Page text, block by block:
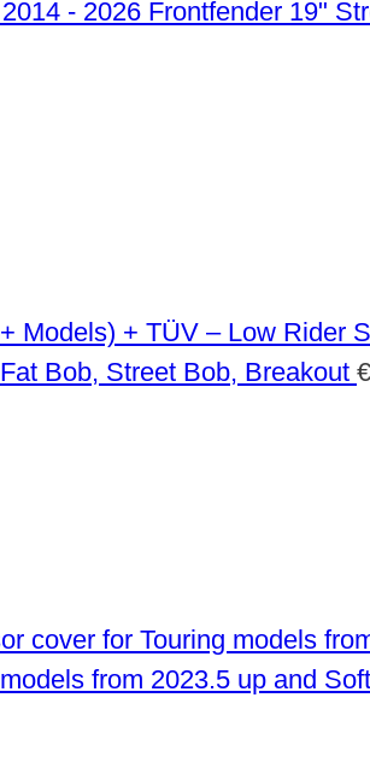
Frontfender 19"
Bob, Street Bob, Breakout €
from 2023.5 up and